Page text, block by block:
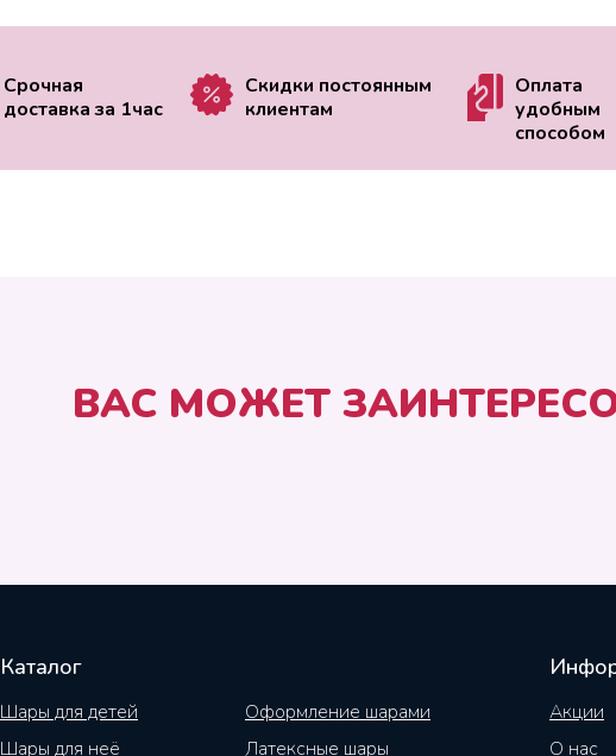
Срочная
доставка за 1час
Скидки постоянным
клиентам
Оплата
удобным
способом
ВАС МОЖЕТ
Каталог
Шары для детей
Шары для неё
Оформление шарами
Латексные шары
Акции
О нас